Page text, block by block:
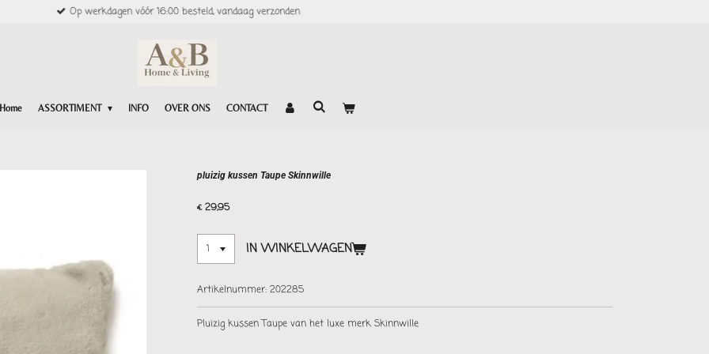
Op werkdagen vóór 16:00 besteld, vandaag verzonden
Home ASSORTIMENT INFO OVER ONS CONTACT
pluizig kussen Taupe Skinnwille
€ 29,95
IN WINKELWAGEN
Artikelnummer: 202285
Pluizig kussen Taupe van het luxe merk Skinnwille